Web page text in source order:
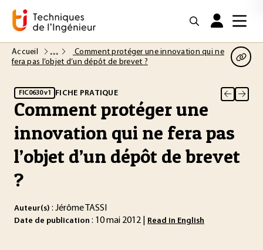
Accueil
Comment protéger une innovation qui ne
fera pas l’objet d’un dépôt de brevet ?
FIC0630 v1 FICHE PRATIQUE
Comment protéger une
innovation qui ne fera pas
l’objet d’un dépôt de brevet
?
Auteur(s) : Jérôme TASSI
Date de publication : 10 mai 2012 | Read in English